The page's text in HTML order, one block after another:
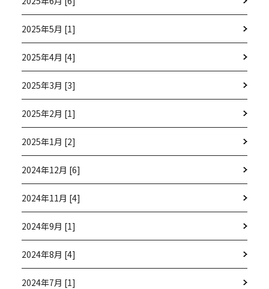
2025年5月 [1]
2025年4月 [4]
2025年3月 [3]
2025年2月 [1]
2025年1月 [2]
2024年12月 [6]
2024年11月 [4]
2024年9月 [1]
2024年8月 [4]
2024年7月 [1]